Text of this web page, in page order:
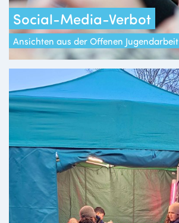
Social-Media-Verbot
Ansichten aus der Offenen Jugendarbeit